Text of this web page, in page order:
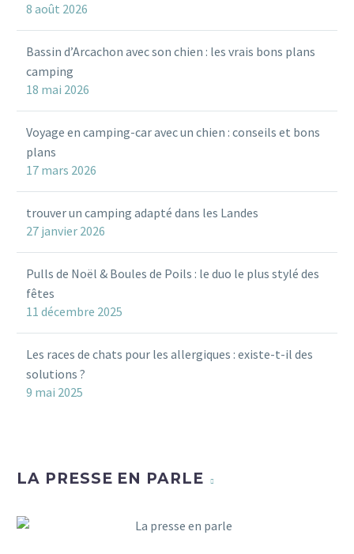
8 août 2026
Bassin d’Arcachon avec son chien : les vrais bons plans
camping
18 mai 2026
Voyage en camping-car avec un chien : conseils et bons
plans
17 mars 2026
trouver un camping adapté dans les Landes
27 janvier 2026
Pulls de Noël & Boules de Poils : le duo le plus stylé des
fêtes
11 décembre 2025
Les races de chats pour les allergiques : existe-t-il des
solutions ?
9 mai 2025
LA PRESSE EN PARLE